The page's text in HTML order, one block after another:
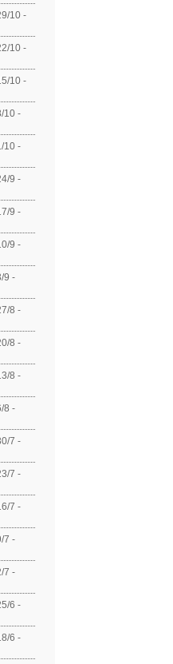
10 -
10 -
10 -
10 -
10 -
9 -
9 -
9 -
9 -
8 -
8 -
8 -
8 -
7 -
7 -
7 -
7 -
7 -
6 -
6 -